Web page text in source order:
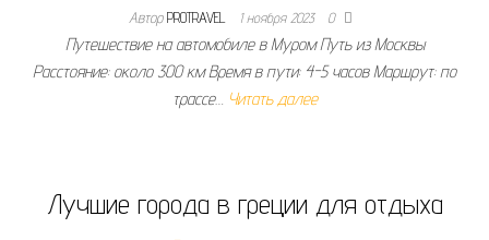
АвторPROTRAVEL 1 ноября 2023 0
Путешествие на автомобиле в Муром Путь из Москвы
Расстояние: около 300 км Время в пути: 4-5 часов Маршрут: по
трассе… Читать далее
Лучшие города в греции для отдыха